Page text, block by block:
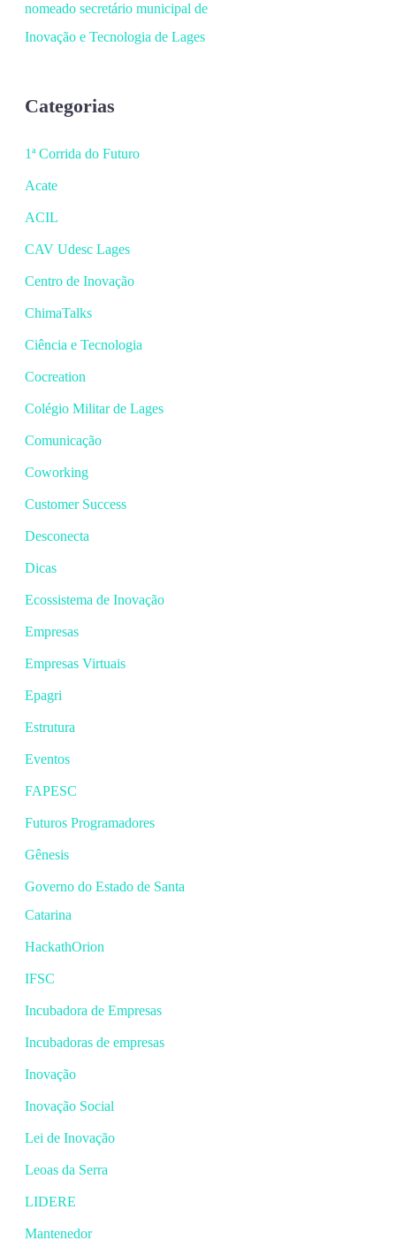
nomeado secretário municipal de
Inovação e Tecnologia de Lages
Categorias
1ª Corrida do Futuro
Acate
ACIL
CAV Udesc Lages
Centro de Inovação
ChimaTalks
Ciência e Tecnologia
Cocreation
Colégio Militar de Lages
Comunicação
Coworking
Customer Success
Desconecta
Dicas
Ecossistema de Inovação
Empresas
Empresas Virtuais
Epagri
Estrutura
Eventos
FAPESC
Futuros Programadores
Gênesis
Governo do Estado de Santa
Catarina
HackathOrion
IFSC
Incubadora de Empresas
Incubadoras de empresas
Inovação
Inovação Social
Lei de Inovação
Leoas da Serra
LIDERE
Mantenedor